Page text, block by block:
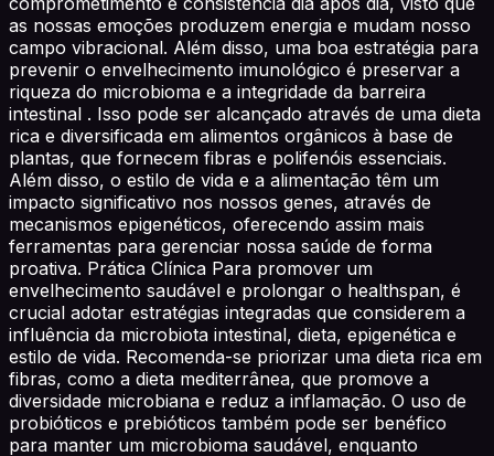
as nossas emoções produzem energia e mudam nosso
campo vibracional. Além disso, uma boa estratégia para
prevenir o envelhecimento imunológico é preservar a
riqueza do microbioma e a integridade da barreira
intestinal . Isso pode ser alcançado através de uma dieta
rica e diversificada em alimentos orgânicos à base de
plantas, que fornecem fibras e polifenóis essenciais.
Além disso, o estilo de vida e a alimentação têm um
impacto significativo nos nossos genes, através de
mecanismos epigenéticos, oferecendo assim mais
ferramentas para gerenciar nossa saúde de forma
proativa. Prática Clínica Para promover um
envelhecimento saudável e prolongar o healthspan, é
crucial adotar estratégias integradas que considerem a
influência da microbiota intestinal, dieta, epigenética e
estilo de vida. Recomenda-se priorizar uma dieta rica em
fibras, como a dieta mediterrânea, que promove a
diversidade microbiana e reduz a inflamação. O uso de
probióticos e prebióticos também pode ser benéfico
para manter um microbioma saudável, enquanto